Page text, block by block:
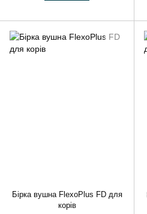
Бірка вушна FlexoPlus FD для
корів